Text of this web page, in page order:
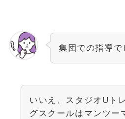
集団での指導で
いいえ、スタジオUト
グスクールはマンツー